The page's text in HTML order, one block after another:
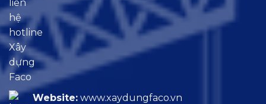
Website: www.xaydungfaco.vn